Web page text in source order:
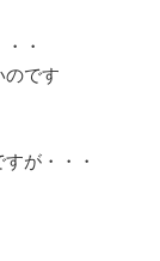
・
のです
が・・・